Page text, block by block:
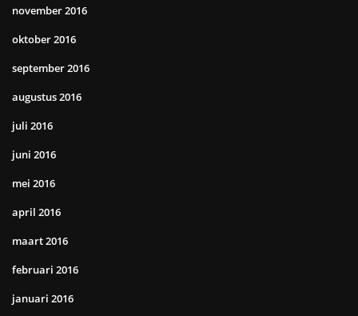
november 2016
oktober 2016
september 2016
augustus 2016
juli 2016
juni 2016
mei 2016
april 2016
maart 2016
februari 2016
januari 2016